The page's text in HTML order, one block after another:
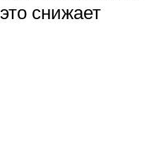
снижает